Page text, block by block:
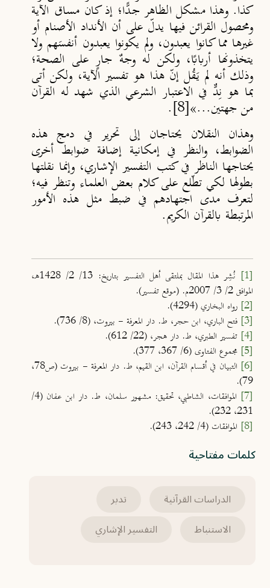
كذا. وهذا مشكل الظاهر جدّا؛ إذ كان مساق الآية
ومحصول القرائن فيها يدلّ على أن الأنداد الأصنام أو
غيرها مما كانوا يعبدون، ولم يكونوا يعبدون أنفسَهم ولا
يتخذونها أربابا، ولكن له وجهٌ جارٍ على الصحة؛
وذلك أنه لم يَقُل إنّ هذا هو تفسير الآية، ولكن أتى
بما هو نِدٌّ في الاعتبار الشرعي الذي شهد له القرآن
من جهتين...»[8]
.
وهذان النقلان يحتاجان إلى تحرير في دمج هذه
الضوابط، والنظر في إمكانية إضافة ضوابط أخرى
يحتاجها الناظر في كتب التفسير الإشاري، وإنما نقلتها
بطولها لكي تطّلع على كلام بعض العلماء وتنظر فيه؛
لتعرف مدى اجتهادهم في ضبط مثل هذه الأمور
المرتبطة بالقرآن الكريم.
[1]
نُشِر هذا المقال بملتقى أهل التفسير بتاريخ: 13/ 2/ 1428هـ،
الموافق 2/ 3/ 2007م. (موقع تفسير).
[2]
رواه البخاري (4294).
[3]
فتح الباري، ابن حجر، ط. دار المعرفة - بيروت، (8/ 736).
[4]
تفسير الطبري، ط. دار هجر، (22/ 612).
[5]
مجموع الفتاوى (6/ 367، 377).
[6]
التبيان في أقسام القرآن، ابن القيم، ط. دار المعرفة - بيروت (ص78،
79).
[7]
الموافقات، الشاطبي، تحقيق: مشهور سلمان، ط. دار ابن عفان (4/
231، 232).
[8]
الموافقات (4/ 242، 243).
كلمات مفتاحية
الدراسات القرآنية
تدبر
الاستنباط
التفسير الإشاري